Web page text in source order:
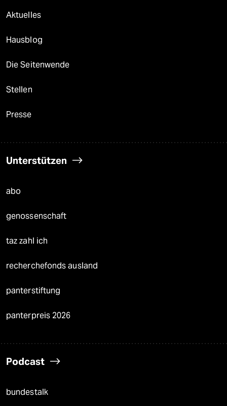
Aktuelles
Hausblog
Die Seitenwende
Stellen
Presse
Unterstützen
abo
genossenschaft
taz zahl ich
recherchefonds ausland
panterstiftung
panterpreis 2026
Podcast
bundestalk